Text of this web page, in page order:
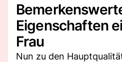
Eigenschaften
Frau
Nun zu den